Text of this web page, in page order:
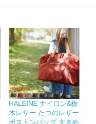
HALEINE ナイロン&栃
木レザー たつのレザー
ボストンバッグ 大きめ